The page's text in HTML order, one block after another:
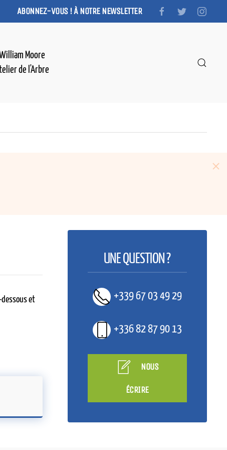
ABONNEZ-VOUS ! À NOTRE NEWSLETTER
Moore
de l'Arbre
dessous et
UNE QUESTION ?
+339 67 03 49 29
+336 82 87 90 13
NOUS
ÉCRIRE